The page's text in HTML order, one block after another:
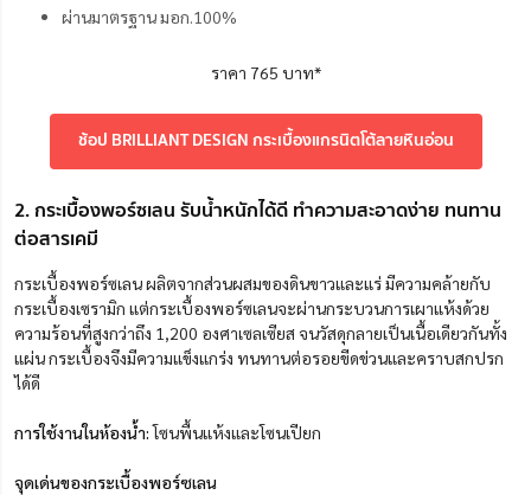
ผ่านมาตรฐาน มอก.100%
ราคา 765 บาท*
ช้อป BRILLIANT DESIGN กระเบื้องแกรนิตโต้ลายหินอ่อน
2. กระเบื้องพอร์ซเลน รับน้ำหนักได้ดี ทำความสะอาดง่าย ทนทาน
ต่อสารเคมี
กระเบื้องพอร์ซเลน ผลิตจากส่วนผสมของดินขาวและแร่ มีความคล้ายกับ
กระเบื้องเซรามิก แต่กระเบื้องพอร์ซเลนจะผ่านกระบวนการเผาแห้งด้วย
ความร้อนที่สูงกว่าถึง 1,200 องศาเซลเซียส จนวัสดุกลายเป็นเนื้อเดียวกันทั้ง
แผ่น กระเบื้องจึงมีความแข็งแกร่ง ทนทานต่อรอยขีดข่วนและคราบสกปรก
ได้ดี
การใช้งานในห้องน้ำ:โซนพื้นแห้งและโซนเปียก
จุดเด่นของกระเบื้องพอร์ซเลน